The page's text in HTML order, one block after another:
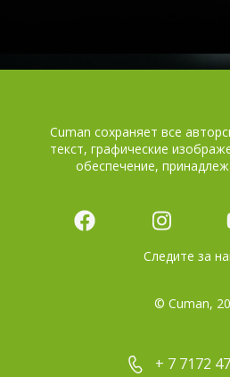
+ 7 7172
Cuman сохраняет все
текст, графические
обеспечение,
Следите за
© Cuman,